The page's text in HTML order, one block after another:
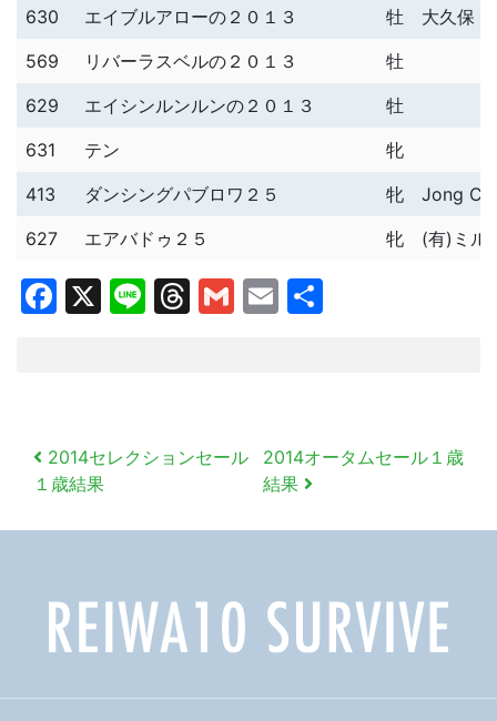
630
エイブルアローの２０１３ 牡
大久保
569
リバーラスベルの２０１３
牡
629
エイシンルンルンの２０１３
牡
631
テン
牝
413
ダンシングパブロワ２５ 牝
Jong
627
エアバドゥ２５ 牝 (有)ミル
Facebook
X LineThreads
Gmail
Email
投
稿
ナ
ゲ
ョ
2014セレクションセール
１歳結果
2014オータムセール１歳
結果